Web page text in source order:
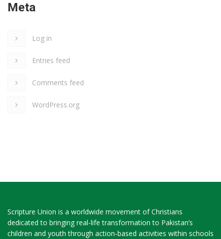
Meta
Log in
Entries feed
Comments feed
WordPress.org
Scripture Union is a worldwide movement of Christians
dedicated to bringing real-life transformation to Pakistan’s
children and youth through action-based activities within schools